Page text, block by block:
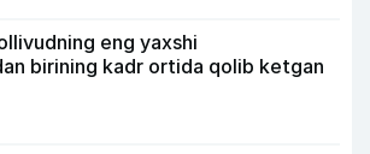
eng yaxshi
birining kadr ortida qolib ketgan